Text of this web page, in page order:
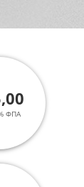
ΦΠΑ